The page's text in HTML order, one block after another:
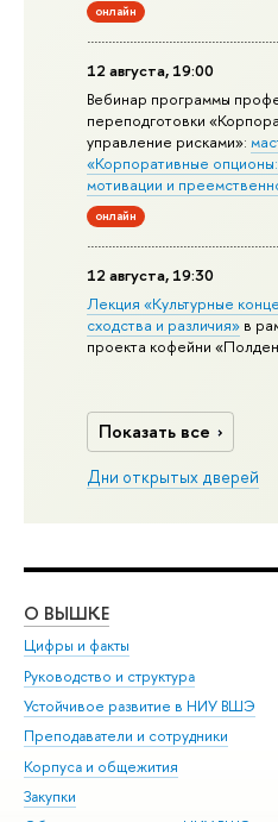
онлайн
12 августа, 19:00
Вебинар программы
переподготовки
управление рисками»:
«Корпоративные
мотивации и
онлайн
12 августа, 19:30
Лекция «Культурные
сходства и различия» в
проекта кофейни
Показать все
Дни открытых дверей
О ВЫШКЕ
Цифры и факты
Руководство и структура
Устойчивое развитие в НИУ ВШЭ
Преподаватели и сотрудники
Корпуса и общежития
Закупки